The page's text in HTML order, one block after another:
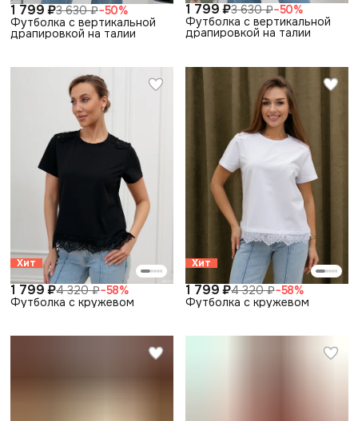
1 799 ₽3 630 ₽−50%
Футболка с вертикальной
драпировкой на талии
1 799 ₽3 630 ₽−50%
Футболка с вертикальной
драпировкой на талии
Хит
1 799 ₽4 320 ₽−58%
Футболка с кружевом
Хит
1 799 ₽4 320 ₽−58%
Футболка с кружевом